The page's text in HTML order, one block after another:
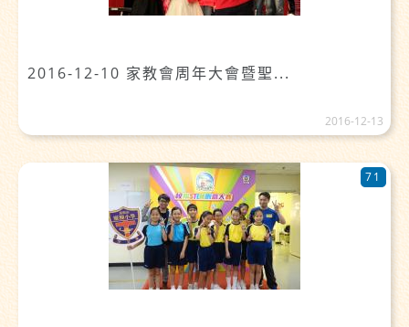
2016-12-10 家教會周年大會暨聖...
2016-12-13
71